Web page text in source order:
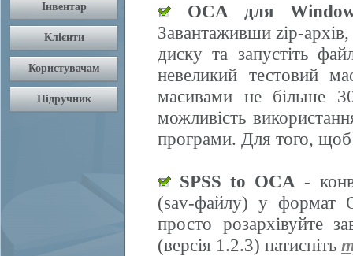
OCA для
Завантаживши zip-
диску та запустіть
невеликий тестовий
масивами не більше
можливість
програми. Для того, щоб
SPSS to OCA -
(sav-файлу) у формат
просто розархівуйте
(версія 1.2.3) натисніть